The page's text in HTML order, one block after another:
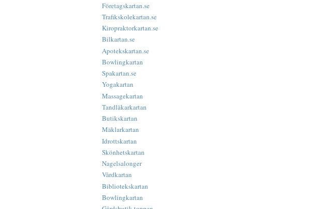
Företagskartan.se
Trafikskolekartan.se
Kiropraktorkartan.se
Bilkartan.se
Apotekskartan.se
Bowlingkartan
Spakartan.se
Yogakartan
Massagekartan
Tandläkarkartan
Butikskartan
Mäklarkartan
Idrottskartan
Skönhetskartan
Nagelsalonger
Vårdkartan
Bibliotekskartan
Bowlingkartan